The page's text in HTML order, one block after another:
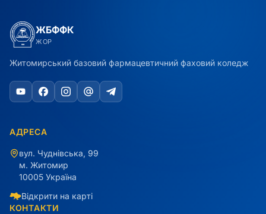
ЖБФФК
ЖОР
Житомирський базовий фармацевтичний фаховий коледж
АДРЕСА
вул. Чуднівська, 99
м. Житомир
10005 Україна
Відкрити на карті
КОНТАКТИ